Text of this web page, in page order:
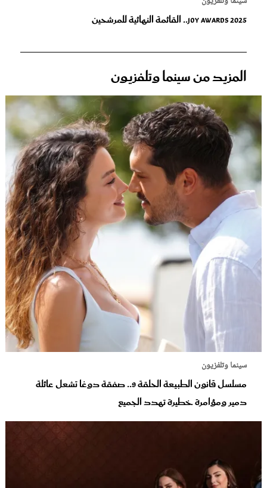
2025 Joy Awards.. القائمة النهائية للمرشحين
المزيد من سينما وتلفزيون
سينما وتلفزيون
مسلسل قانون الطبيعة الحلقة 9.. صفقة دوغا تشعل عائلة
دمير ومؤامرة خطيرة تهدد الجميع